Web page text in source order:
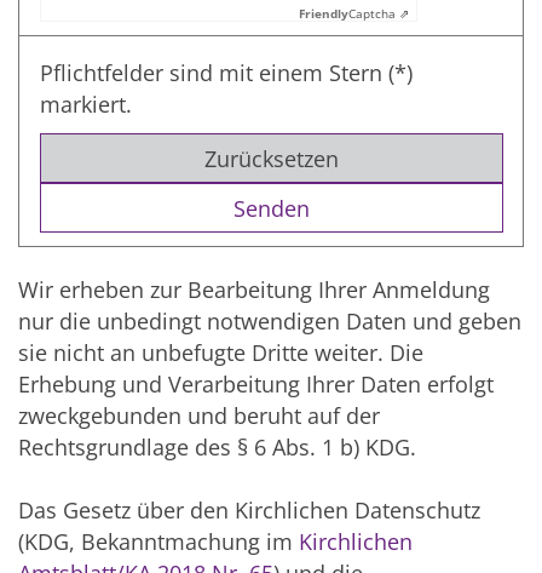
FriendlyCaptcha ⇗
Pflichtfelder sind mit einem Stern (*)
markiert.
Zurücksetzen
Wir erheben zur Bearbeitung Ihrer Anmeldung
nur die unbedingt notwendigen Daten und geben
sie nicht an unbefugte Dritte weiter. Die
Erhebung und Verarbeitung Ihrer Daten erfolgt
zweckgebunden und beruht auf der
Rechtsgrundlage des § 6 Abs. 1 b) KDG.
Das Gesetz über den Kirchlichen Datenschutz
(KDG, Bekanntmachung im Kirchlichen